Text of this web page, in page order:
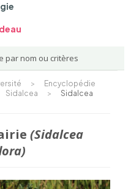
par nom ou critères
>
Encyclopédie
Sidalcea >
Sidalcea
(Sidalcea